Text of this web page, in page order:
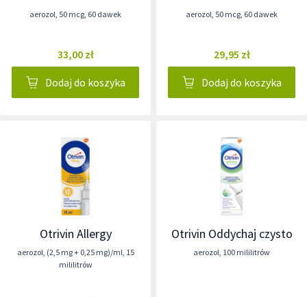
aerozol, 50 mcg, 60 dawek
33,00 zł
Dodaj do koszyka
aerozol, 50 mcg, 60 dawek
29,95 zł
Dodaj do koszyka
Otrivin Allergy
aerozol, (2,5 mg + 0,25 mg)/ml, 15
mililitrów
Otrivin Oddychaj czysto
aerozol, 100 mililitrów